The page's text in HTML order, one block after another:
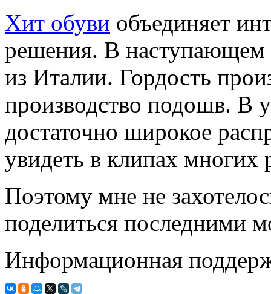
Хит обуви объединяет
решения. В наступающем
из Италии. Гордость
производство подошв. В
достаточно широкое
увидеть в клипах многих
Поэтому мне не
поделиться последними
Информационная